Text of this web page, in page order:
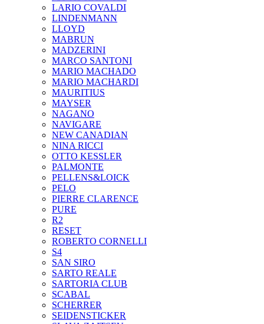
LARIO COVALDI
LINDENMANN
LLOYD
MABRUN
MADZERINI
MARCO SANTONI
MARIO MACHADO
MARIO MACHARDI
MAURITIUS
MAYSER
NAGANO
NAVIGARE
NEW CANADIAN
NINA RICCI
OTTO KESSLER
PALMONTE
PELLENS&LOICK
PELO
PIERRE CLARENCE
PURE
R2
RESET
ROBERTO CORNELLI
S4
SAN SIRO
SARTO REALE
SARTORIA CLUB
SCABAL
SCHERRER
SEIDENSTICKER